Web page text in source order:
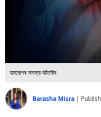
হৃদৰোগৰ সমস্যা আঁতৰিব
Barasha Misra |